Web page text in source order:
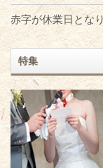
赤字が休業日とな
特集